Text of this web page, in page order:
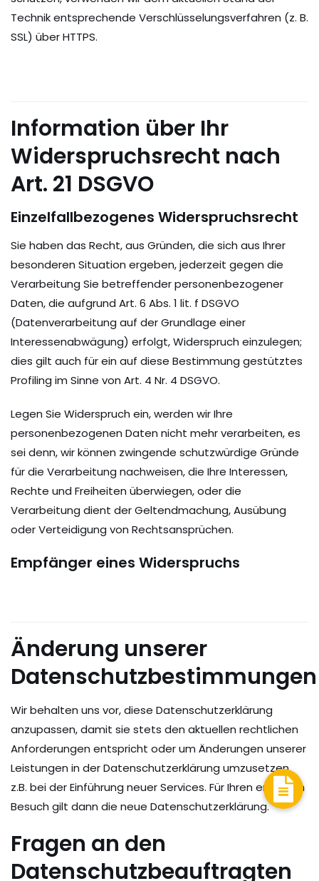
Technik entsprechende Verschlüsselungsverfahren (z. B.
SSL) über HTTPS.
Information über Ihr
Widerspruchsrecht nach
Art. 21 DSGVO
Einzelfallbezogenes Widerspruchsrecht
Sie haben das Recht, aus Gründen, die sich aus Ihrer
besonderen Situation ergeben, jederzeit gegen die
Verarbeitung Sie betreffender personenbezogener
Daten, die aufgrund Art. 6 Abs. 1 lit. f DSGVO
(Datenverarbeitung auf der Grundlage einer
Interessenabwägung) erfolgt, Widerspruch einzulegen;
dies gilt auch für ein auf diese Bestimmung gestütztes
Profiling im Sinne von Art. 4 Nr. 4 DSGVO.
Legen Sie Widerspruch ein, werden wir Ihre
personenbezogenen Daten nicht mehr verarbeiten, es
sei denn, wir können zwingende schutzwürdige Gründe
für die Verarbeitung nachweisen, die Ihre Interessen,
Rechte und Freiheiten überwiegen, oder die
Verarbeitung dient der Geltendmachung, Ausübung
oder Verteidigung von Rechtsansprüchen.
Empfänger eines Widerspruchs
Änderung unserer
Datenschutzbestimmungen
Wir behalten uns vor, diese Datenschutzerklärung
anzupassen, damit sie stets den aktuellen rechtlichen
Anforderungen entspricht oder um Änderungen unserer
Leistungen in der Datenschutzerklärung umzusetzen,
z.B. bei der Einführung neuer Services. Für Ihren erneuten
Besuch gilt dann die neue Datenschutzerklärung.
Fragen an den
Datenschutzbeauftragten